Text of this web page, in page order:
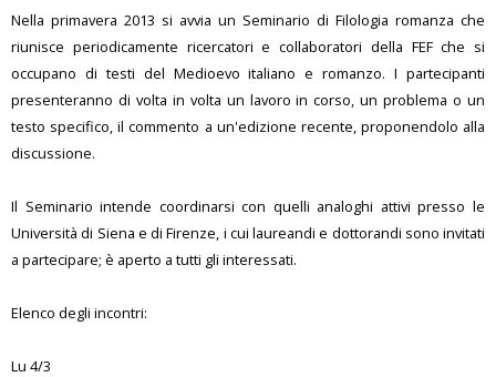
Nella primavera 2013 si avvia un Seminario di Filologia romanza che
riunisce periodicamente ricercatori e collaboratori della FEF che si
occupano di testi del Medioevo italiano e romanzo. I partecipanti
presenteranno di volta in volta un lavoro in corso, un problema o un
testo specifico, il commento a un'edizione recente, proponendolo alla
discussione.
Il Seminario intende coordinarsi con quelli analoghi attivi presso le
Università di Siena e di Firenze, i cui laureandi e dottorandi sono invitati
a partecipare; è aperto a tutti gli interessati.
Elenco degli incontri:
Lu 4/3